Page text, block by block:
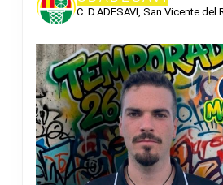
C. D.ADESAVI, San Vicente del